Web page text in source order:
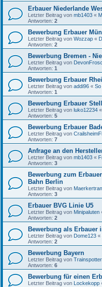
Erbauer Niederlande
Letzter Beitrag von mb1403 «
Antworten: 2
Bewerbung Erbauer
Letzter Beitrag von Wozzap «
Antworten: 2
Bewerbung Bremen -
Letzter Beitrag von
Antworten: 1
Bewerbung Erbauer
Letzter Beitrag von addi96 « So
Antworten: 1
Bewerbung Erbauer
Letzter Beitrag von luko12234 «
Antworten: 5
Bewerbung Erbauer
Letzter Beitrag von
Antworten: 7
Anfrage an den
Letzter Beitrag von mb1403 «
Antworten: 3
Bewerbung zum
Bahn Berlin
Letzter Beitrag von
Antworten: 3
Erbauer BVG Linie U5
Letzter Beitrag von Minipaluten
Antworten: 2
Bewerbung als Erbauer
Letzter Beitrag von Dome123 «
Antworten: 2
Bewerbung Bayern
Letzter Beitrag von
Antworten: 6
Bewerbung für einen
Letzter Beitrag von Lockekopp